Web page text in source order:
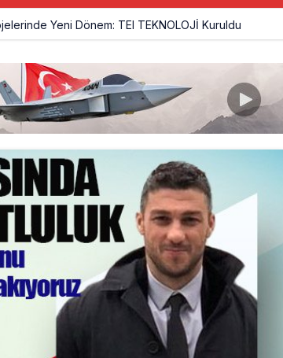
Yeni Dönem: TEI TEKNOLOJİ Kuruldu
İlk Test Uçuşu Yapıldı
of the Future Finalisti Oldu
Satılıyor
Ekipleri ve Yer Hizmeti Çalışanları Gazeteci Olmaya
iki FAM Trip
İçin Yeni Türkiye Rotası
Yeni Dönem: TEI TEKNOLOJİ Kuruldu